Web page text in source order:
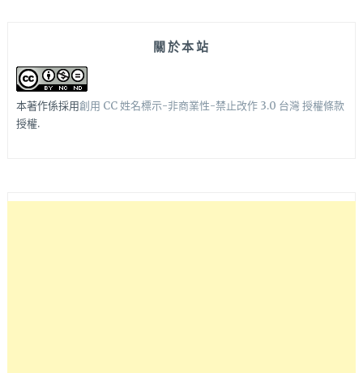
關於本站
本著作係採用創用 CC 姓名標示-非商業性-禁止改作 3.0 台灣 授權條款
授權.